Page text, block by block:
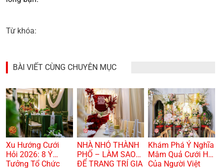
Từ khóa:
BÀI VIẾT CÙNG CHUYÊN MỤC
Xu Hướng Cưới
Hỏi 2026: 8 Ý
Tưởng Tổ Chức
NHÀ NHỎ THÀNH
PHỐ – LÀM SAO
ĐỂ TRANG TRÍ GIA
Khám Phá Ý Nghĩa
Mâm Quả Cưới Hỏi
Của Người Việt